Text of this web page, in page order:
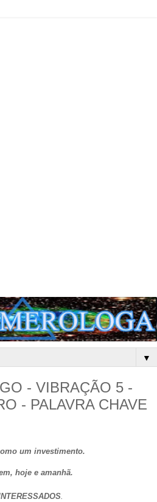
▼
- VIBRAÇÃO 5 -
- PALAVRA CHAVE
um investimento.
hoje e amanhã.
.